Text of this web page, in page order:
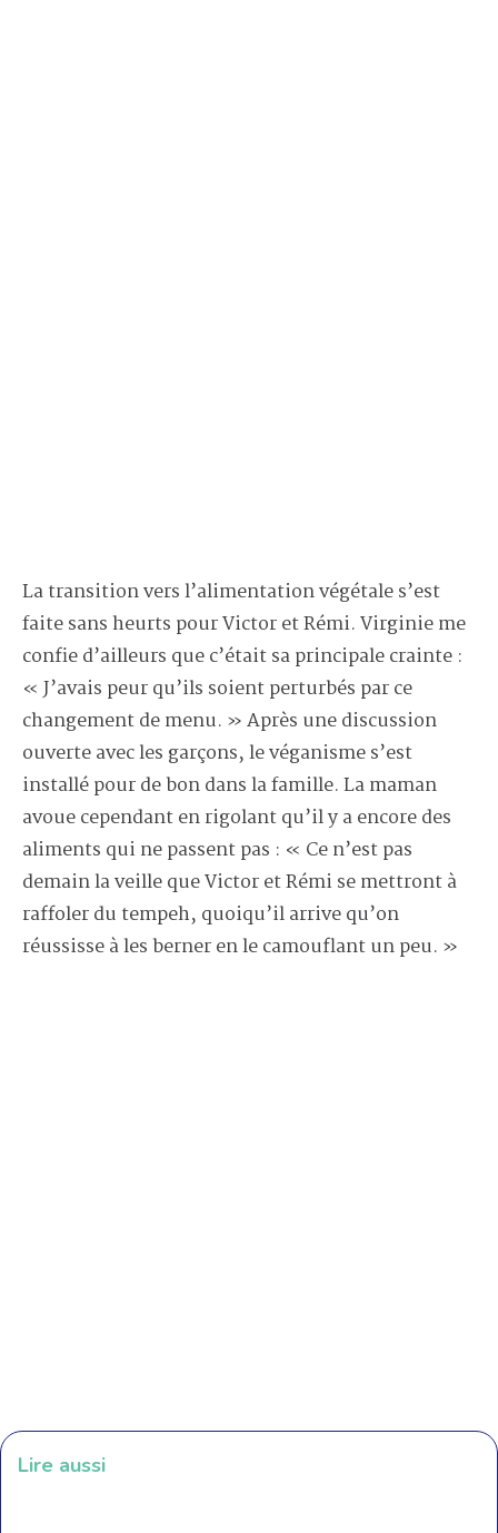
La transition vers l’alimentation végétale s’est
faite sans heurts pour Victor et Rémi. Virginie me
confie d’ailleurs que c’était sa principale crainte :
« J’avais peur qu’ils soient perturbés par ce
changement de menu. » Après une discussion
ouverte avec les garçons, le véganisme s’est
installé pour de bon dans la famille. La maman
avoue cependant en rigolant qu’il y a encore des
aliments qui ne passent pas : « Ce n’est pas
demain la veille que Victor et Rémi se mettront à
raffoler du tempeh, quoiqu’il arrive qu’on
réussisse à les berner en le camouflant un peu. »
Lire aussi